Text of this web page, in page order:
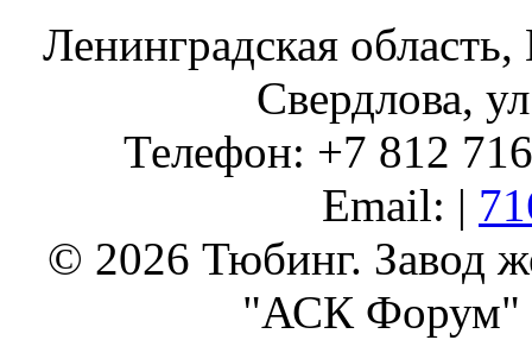
Ленинградская
Свердлова,
Телефон: +7 812
Email: |
© 2026 Тюбинг. Завод
"АСК Форум"